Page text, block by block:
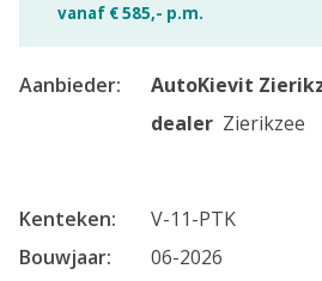
vanaf €585,- p.m.
Aanbieder
AutoKievit
dealer Zierikzee
Kenteken
V-11-PTK
Bouwjaar
06-2026